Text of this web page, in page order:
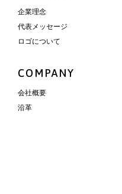
企業理念
代表メッセージ
ロゴについて
COMPANY
会社概要
沿革